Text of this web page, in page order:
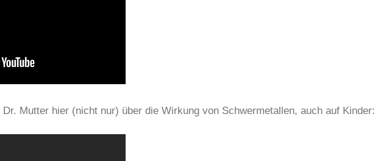
Mutter hier (nicht nur) über die Wirkung von Schwermetallen, auch auf Kinder: